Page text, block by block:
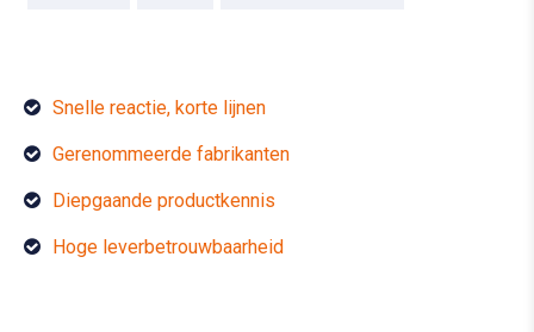
Snelle reactie, korte lijnen
Gerenommeerde fabrikanten
Diepgaande productkennis
Hoge leverbetrouwbaarheid